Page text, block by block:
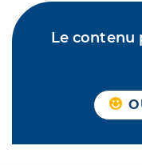
Le contenu